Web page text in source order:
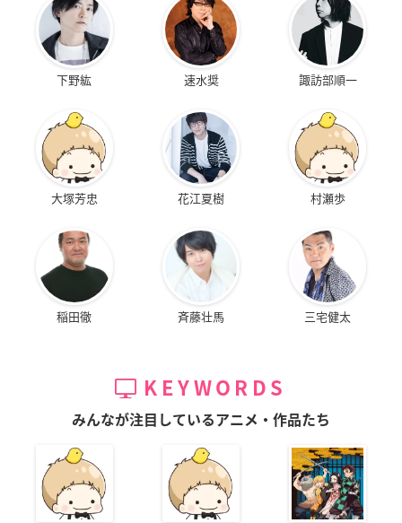
下野紘 速水奨 諏訪部順一
大塚芳忠 花江夏樹 村瀬歩
稲田徹 斉藤壮馬 三宅健太
KEYWORDS
みんなが注目しているアニメ・作品たち